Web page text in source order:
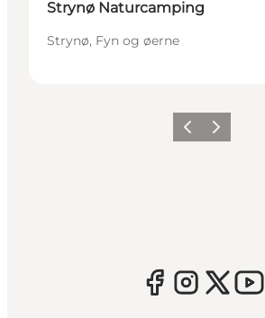
Strynø Naturcamping
Strynø, Fyn og øerne
ForrigeNæste